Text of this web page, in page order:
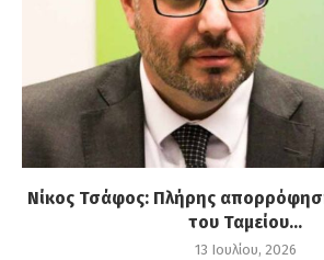
Νίκος Τσάφος: Πλήρης
του Ταμείου...
13 Ιουλίου, 2026